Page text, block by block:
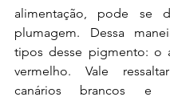
alimentação, pode se
plumagem. Dessa
tipos desse pigmento: o
vermelho. Vale
canários brancos e